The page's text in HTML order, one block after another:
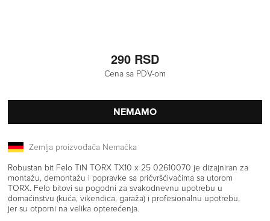
290 RSD
Cena sa PDV-om
NEMAMO
Zemlja proizvođača Nemačka
Robustan bit Felo TiN TORX TX10 x 25 02610070 je dizajniran za
montažu, demontažu i popravke sa pričvršćivačima sa utorom
TORX. Felo bitovi su pogodni za svakodnevnu upotrebu u
domaćinstvu (kuća, vikendica, garaža) i profesionalnu upotrebu,
jer su otporni na velika opterećenja.